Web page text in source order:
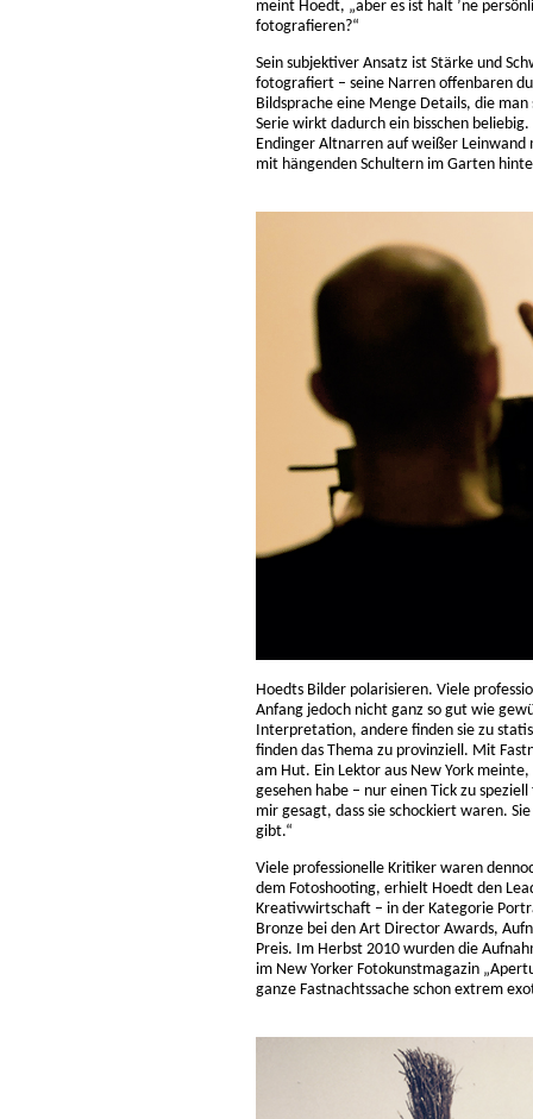
meint Hoedt, „aber es ist halt ’ne
fotografieren?“
Sein subjektiver Ansatz ist Stärke und
fotografiert – seine Narren offenbaren
Bildsprache eine Menge Details, die
Serie wirkt dadurch ein bisschen
Endinger Altnarren auf weißer Leinwand
mit hängenden Schultern im Garten
Hoedts Bilder polarisieren. Viele
Anfang jedoch nicht ganz so gut wie
Interpretation, andere finden sie zu
finden das Thema zu provinziell. Mit
am Hut. Ein Lektor aus New York
gesehen habe – nur einen Tick zu
mir gesagt, dass sie schockiert waren.
gibt.“
Viele professionelle Kritiker waren
dem Fotoshooting, erhielt Hoedt den
Kreativwirtschaft – in der Kategorie
Bronze bei den Art Director Awards,
Preis. Im Herbst 2010 wurden die
im New Yorker Fotokunstmagazin
ganze Fastnachtssache schon extrem